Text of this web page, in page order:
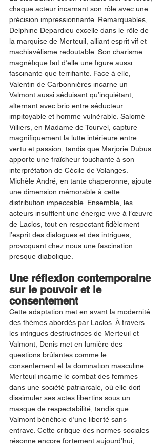
chaque acteur incarnant son rôle avec une
précision impressionnante. Remarquables,
Delphine Depardieu excelle dans le rôle de
la marquise de Merteuil, alliant esprit vif et
machiavélisme redoutable. Son charisme
magnétique fait d’elle une figure aussi
fascinante que terrifiante. Face à elle,
Valentin de Carbonnières incarne un
Valmont aussi séduisant qu’inquiétant,
alternant avec brio entre séducteur
impitoyable et homme vulnérable. Salomé
Villiers, en Madame de Tourvel, capture
magnifiquement la lutte intérieure entre
vertu et passion, tandis que Marjorie Dubus
apporte une fraîcheur touchante à son
interprétation de Cécile de Volanges.
Michèle André, en tante chaperonne, ajoute
une dimension mémorable à cette
distribution impeccable. Ensemble, les
acteurs insufflent une énergie vive à l’œuvre
de Laclos, tout en respectant fidèlement
l’esprit des dialogues et des intrigues,
provoquant chez nous une fascination
presque diabolique.
Une réflexion contemporaine
sur le pouvoir et le
consentement
Cette adaptation met en avant la modernité
des thèmes abordés par Laclos. À travers
les intrigues destructrices de Merteuil et
Valmont, Denis met en lumière des
questions brûlantes comme le
consentement et la domination masculine.
Merteuil incarne le combat des femmes
dans une société patriarcale, où elle doit
dissimuler ses actes libertins sous un
masque de respectabilité, tandis que
Valmont bénéficie d’une liberté sans
entrave. Cette critique des normes sociales
résonne encore fortement aujourd’hui,